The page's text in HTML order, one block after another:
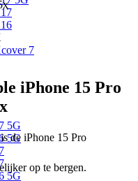
7
5G
5G
5G
iPhone 15 Pro
de iPhone 15 Pro
op te bergen.